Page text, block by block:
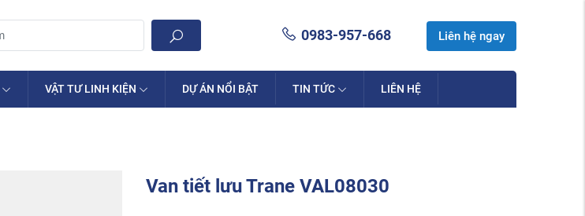
0983-957-668 Liên hệ ngay
VẬT TƯ LINH KIỆN DỰ ÁN NỔI BẬT TIN TỨC LIÊN HỆ
Van tiết lưu Trane VAL08030